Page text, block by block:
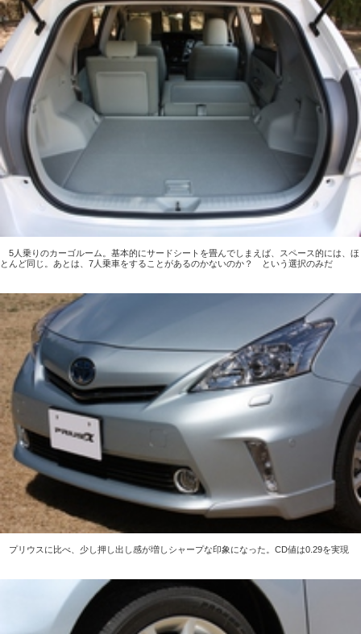
5人乗りのカーゴルーム。基本的にサードシートを畳んでしまえば、スペース的には、ほ
とんど同じ。あとは、7人乗車をすることがあるのかないのか？ という選択のみだ
プリウスに比べ、少し押し出し感が増しシャープな印象になった。CD値は0.29を実現